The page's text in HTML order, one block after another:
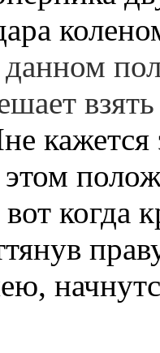
кажется
когда